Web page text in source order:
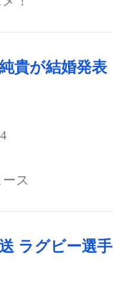
貴が結婚発表
ス
ラグビー選手